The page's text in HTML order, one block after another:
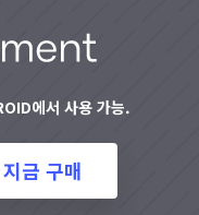
에서 사용 가능.
지금 구매